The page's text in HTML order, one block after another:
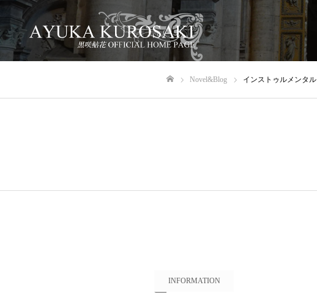
Novel&Blog インストゥルメンタル
INFORMATION